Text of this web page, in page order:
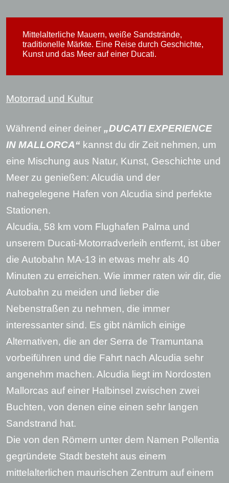
Mittelalterliche Mauern, weiße Sandstrände,
traditionelle Märkte. Eine Reise durch Geschichte,
Kunst und das Meer auf einer Ducati.
Motorrad und Kultur
Während einer deiner „DUCATI EXPERIENCE
IN MALLORCA“ kannst du dir Zeit nehmen, um
eine Mischung aus Natur, Kunst, Geschichte und
Meer zu genießen: Alcudia und der
nahegelegene Hafen von Alcudia sind perfekte
Stationen.
Alcudia, 58 km vom Flughafen Palma und
unserem Ducati-Motorradverleih entfernt, ist über
die Autobahn MA-13 in etwas mehr als 40
Minuten zu erreichen. Wie immer raten wir dir, die
Autobahn zu meiden und lieber die
Nebenstraßen zu nehmen, die immer
interessanter sind. Es gibt nämlich einige
Alternativen, die an der Serra de Tramuntana
vorbeiführen und die Fahrt nach Alcudia sehr
angenehm machen. Alcudia liegt im Nordosten
Mallorcas auf einer Halbinsel zwischen zwei
Buchten, von denen eine einen sehr langen
Sandstrand hat.
Die von den Römern unter dem Namen Pollentia
gegründete Stadt besteht aus einem
mittelalterlichen maurischen Zentrum auf einem